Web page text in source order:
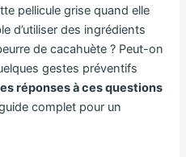
pellicule grise quand elle
d’utiliser des ingrédients
de cacahuète ? Peut-on
gestes préventifs
réponses à ces questions
complet pour un